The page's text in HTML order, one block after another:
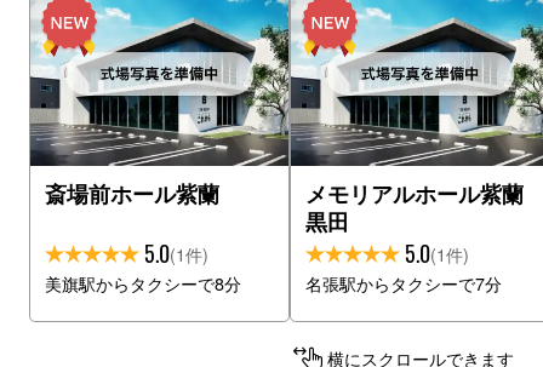
斎場前ホール紫蘭
5.0(1件)
美旗駅からタクシーで8分
メモリアルホール紫蘭
黒田
5.0(1件)
名張駅からタクシーで7分
横にスクロールできます